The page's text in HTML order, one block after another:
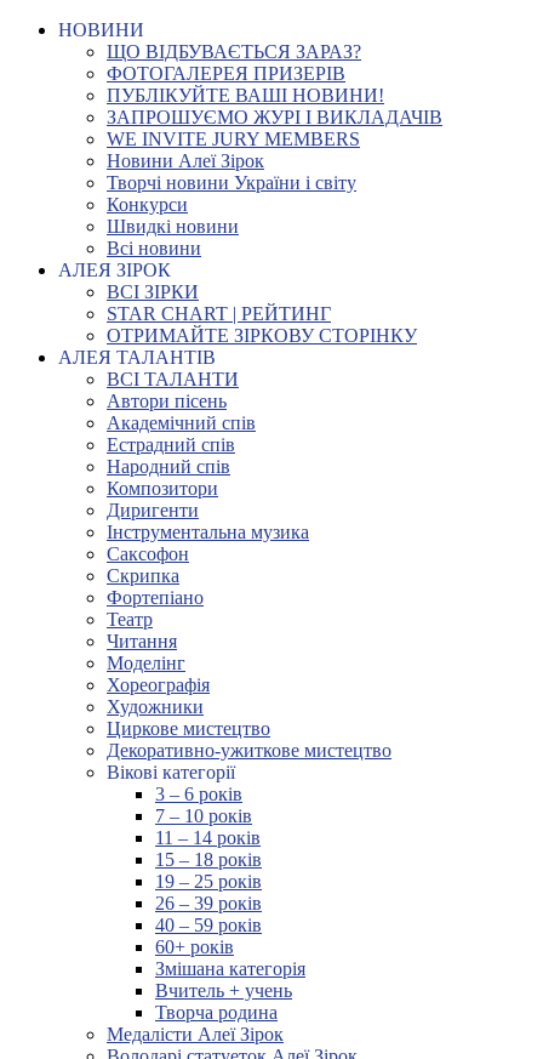
НОВИНИ
ЩО ВІДБУВАЄТЬСЯ ЗАРАЗ?
ФОТОГАЛЕРЕЯ ПРИЗЕРІВ
ПУБЛІКУЙТЕ ВАШІ НОВИНИ!
ЗАПРОШУЄМО ЖУРІ І ВИКЛАДАЧІВ
WE INVITE JURY MEMBERS
Новини Алеї Зірок
Творчі новини України і світу
Конкурси
Швидкі новини
Всі новини
АЛЕЯ ЗІРОК
ВСІ ЗІРКИ
STAR CHART | РЕЙТИНГ
ОТРИМАЙТЕ ЗІРКОВУ СТОРІНКУ
АЛЕЯ ТАЛАНТІВ
ВСІ ТАЛАНТИ
Автори пісень
Академічний спів
Естрадний спів
Народний спів
Композитори
Диригенти
Інструментальна музика
Саксофон
Скрипка
Фортепіано
Театр
Читання
Моделінг
Хореографія
Художники
Циркове мистецтво
Декоративно-ужиткове мистецтво
Вікові категорії
3 – 6 років
7 – 10 років
11 – 14 років
15 – 18 років
19 – 25 років
26 – 39 років
40 – 59 років
60+ років
Змішана категорія
Вчитель + учень
Творча родина
Медалісти Алеї Зірок